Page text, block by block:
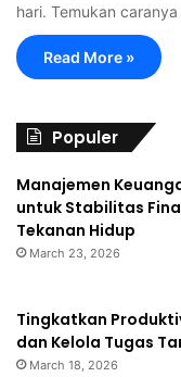
hari. Temukan
Read More »
Populer
Manajemen
untuk Stabilitas
Tekanan Hidup
March 23, 2026
Tingkatkan
dan Kelola Tugas
March 18, 2026